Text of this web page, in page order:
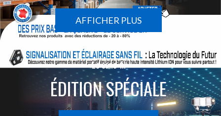
AFFICHER PLUS
Le sans-fil
ÉDITION SPÉCIALE